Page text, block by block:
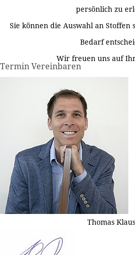
persönlich zu
Sie können die Auswahl an Stoffen
Bedarf
Wir freuen uns auf
Termin Vereinbaren
Thomas